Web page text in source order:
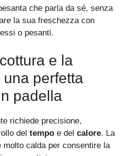
che parla da sé, senza
la sua freschezza con
o pesanti.
e la
perfetta
padella
richiede precisione,
del tempo e del calore. La
molto calda per consentire la